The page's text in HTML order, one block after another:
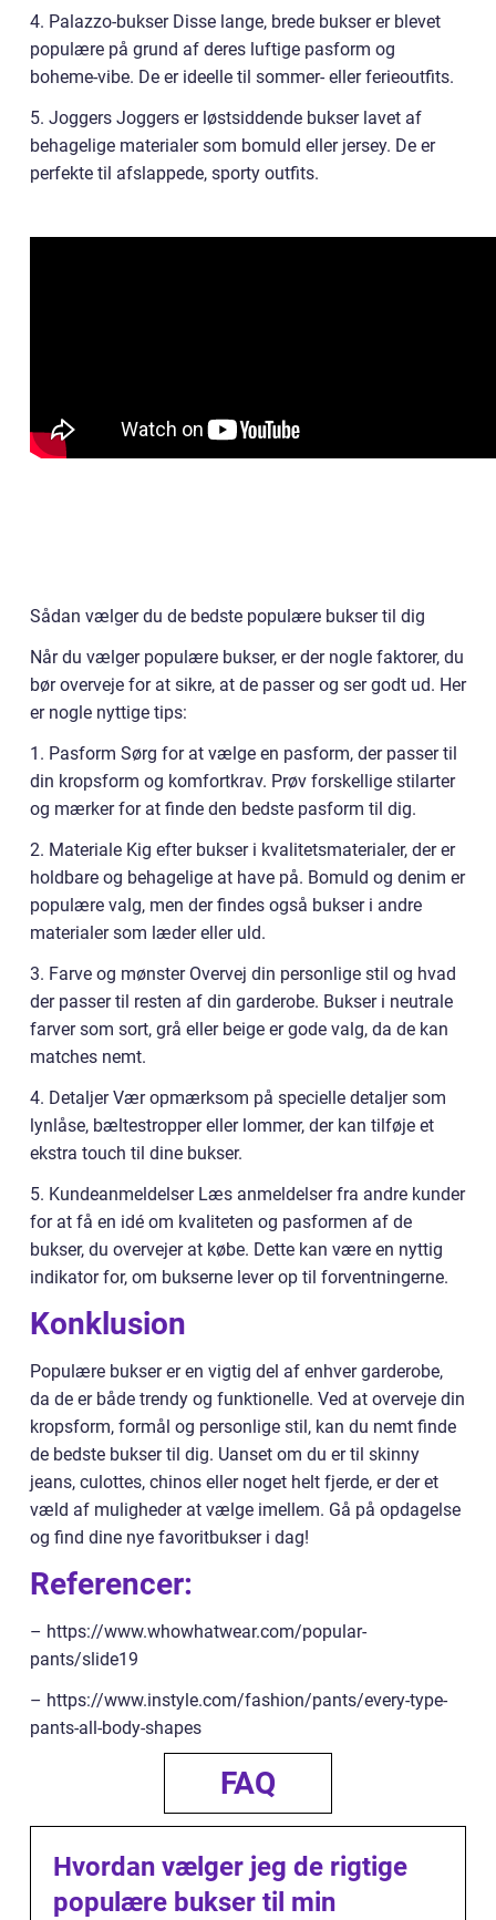
4. Palazzo-bukser Disse lange, brede bukser er blevet
populære på grund af deres luftige pasform og
boheme-vibe. De er ideelle til sommer- eller ferieoutfits.
5. Joggers Joggers er løstsiddende bukser lavet af
behagelige materialer som bomuld eller jersey. De er
perfekte til afslappede, sporty outfits.
Sådan vælger du de bedste populære bukser til dig
Når du vælger populære bukser, er der nogle faktorer, du
bør overveje for at sikre, at de passer og ser godt ud. Her
er nogle nyttige tips:
1. Pasform Sørg for at vælge en pasform, der passer til
din kropsform og komfortkrav. Prøv forskellige stilarter
og mærker for at finde den bedste pasform til dig.
2. Materiale Kig efter bukser i kvalitetsmaterialer, der er
holdbare og behagelige at have på. Bomuld og denim er
populære valg, men der findes også bukser i andre
materialer som læder eller uld.
3. Farve og mønster Overvej din personlige stil og hvad
der passer til resten af din garderobe. Bukser i neutrale
farver som sort, grå eller beige er gode valg, da de kan
matches nemt.
4. Detaljer Vær opmærksom på specielle detaljer som
lynlåse, bæltestropper eller lommer, der kan tilføje et
ekstra touch til dine bukser.
5. Kundeanmeldelser Læs anmeldelser fra andre kunder
for at få en idé om kvaliteten og pasformen af de
bukser, du overvejer at købe. Dette kan være en nyttig
indikator for, om bukserne lever op til forventningerne.
Konklusion
Populære bukser er en vigtig del af enhver garderobe,
da de er både trendy og funktionelle. Ved at overveje din
kropsform, formål og personlige stil, kan du nemt finde
de bedste bukser til dig. Uanset om du er til skinny
jeans, culottes, chinos eller noget helt fjerde, er der et
væld af muligheder at vælge imellem. Gå på opdagelse
og find dine nye favoritbukser i dag!
Referencer:
– https://www.whowhatwear.com/popular-
pants/slide19
– https://www.instyle.com/fashion/pants/every-type-
pants-all-body-shapes
FAQ
Hvordan vælger jeg de rigtige
populære bukser til min